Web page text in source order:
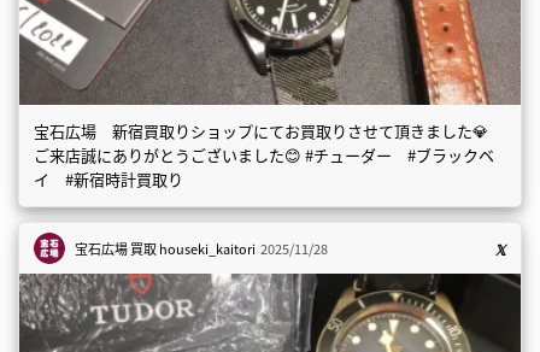
宝石広場 新宿買取りショップにてお買取りさせて頂きました💎
ご来店誠にありがとうございました😊 #チューダー #ブラックベ
イ #新宿時計買取り
宝石広場 買取houseki_kaitori 2025/11/28